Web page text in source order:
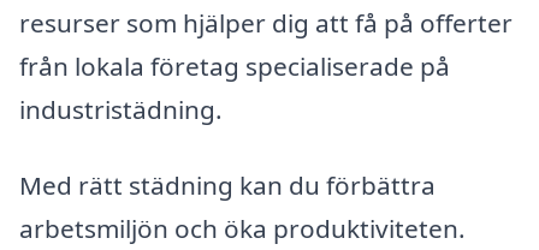
resurser som hjälper dig att få på offerter
från lokala företag specialiserade på
industristädning.
Med rätt städning kan du förbättra
arbetsmiljön och öka produktiviteten.